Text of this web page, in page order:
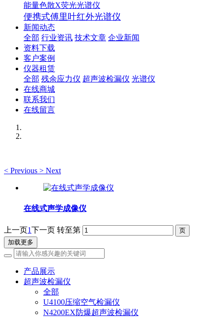
能量色散X荧光光谱仪
便携式傅里叶红外光谱仪
新闻动态
全部 行业资讯 技术文章 企业新闻
资料下载
客户案例
仪器租赁
全部 残余应力仪 超声波检漏仪 光谱仪
在线商城
联系我们
在线留言
< Previous > Next
在线式声学成像仪
上一页1下一页 转至第
加载更多
产品展示
超声波检漏仪
全部
U4100压缩空气检漏仪
N4200EX防爆超声波检漏仪